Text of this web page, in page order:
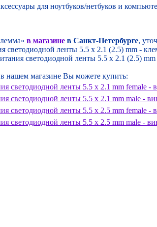
для ноутбуков/нетбуков и
в магазине в Санкт-Петербурге,
светодиодной ленты 5.5 x 2.1 (2.5) mm -
светодиодной ленты 5.5 x 2.1 (2.5)
нашем магазине Вы можете купить:
светодиодной ленты 5.5 x 2.1 mm female -
светодиодной ленты 5.5 x 2.1 mm male -
светодиодной ленты 5.5 x 2.5 mm female -
светодиодной ленты 5.5 x 2.5 mm male -